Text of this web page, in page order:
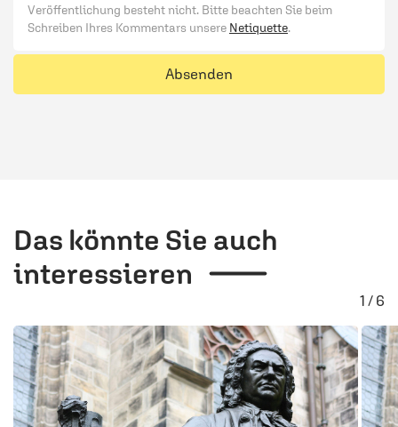
Veröffentlichung besteht nicht. Bitte beachten Sie beim
Schreiben Ihres Kommentars unsere Netiquette.
Absenden
Das könnte Sie auch
interessieren
1 / 6